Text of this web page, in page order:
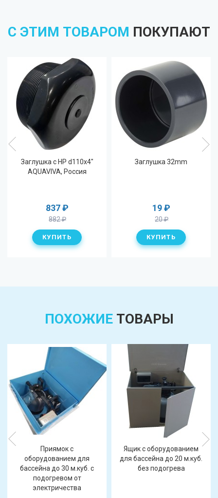
С ЭТИМ ТОВАРОМ ПОКУПАЮТ
Заглушка с НР d110x4"
AQUAVIVA, Россия
837₽
882₽
Заглушка 32mm
19₽
20₽
ПОХОЖИЕТОВАРЫ
Приямок с
оборудованием для
бассейна до 30 м.куб. с
подогревом от
электричества
Ящик с оборудованием
для бассейна до 20 м.куб.
без подогрева